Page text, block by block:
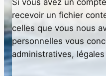
Si vous avez un
recevoir un fichier
celles que vous nous
personnelles vous
administratives,